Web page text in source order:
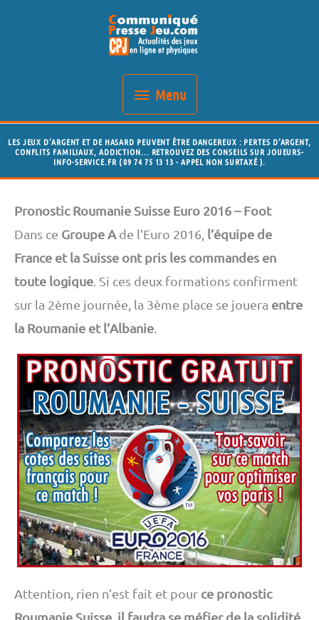
Menu
Menu
LES JEUX D’ARGENT ET DE HASARD PEUVENT ÊTRE DANGEREUX : PERTES D’ARGENT,
CONFLITS FAMILIAUX, ADDICTION... RETROUVEZ DES CONSEILS SUR JOUEURS-
INFO-SERVICE.FR ( 09 74 75 13 13 - APPEL NON SURTAXÉ ).
Pronostic Roumanie Suisse Euro 2016 – Foot
Dans ce Groupe A de l’Euro 2016, l’équipe de
France et la Suisse ont pris les commandes en
toute logique . Si ces deux formations confirment
sur la 2ème journée, la 3ème place se jouera entre
la Roumanie et l’Albanie
Attention, rien n’est fait et pour ce pronostic
Roumanie Suisse, il faudra se méfier de la solidité